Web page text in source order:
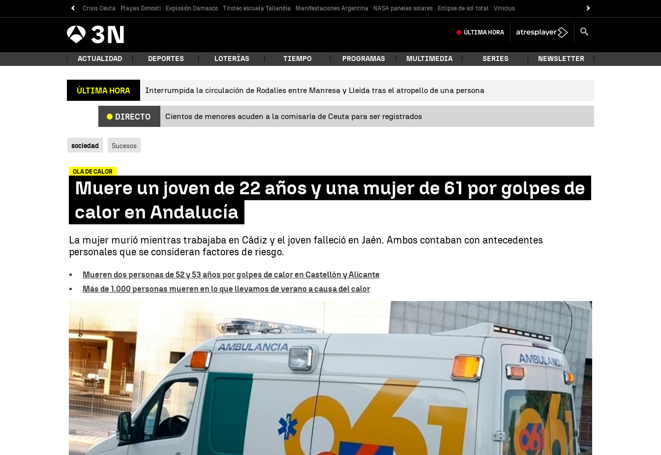
Crisis Ceuta Playas Donosti Explosión Damasco Tiroteo escuela Tailandia Manifestaciones Argentina NASA paneles solares Eclipse de sol total Vinicius
Antena
3 Noticias ÚLTIMA HORA
¿Qué estás buscando?
Buscar
ACTUALIDAD DEPORTES LOTERÍAS TIEMPO PROGRAMAS MULTIMEDIA SERIES NEWSLETTER
ÚLTIMA HORA Interrumpida la circulación de Rodalíes entre Manresa y Lleida tras el atropello de una persona
DIRECTO Cientos de menores acuden a la comisaría de Ceuta para ser registrados
sociedad Sucesos
OLA DE CALOR
Muere un joven de 22 años y una mujer de 61 por golpes de
calor en Andalucía
La mujer murió mientras trabajaba en Cádiz y el joven falleció en Jaén. Ambos contaban con antecedentes
personales que se consideran factores de riesgo.
Mueren dos personas de 52 y 53 años por golpes de calor en Castellón y Alicante
Más de 1.000 personas mueren en lo que llevamos de verano a causa del calor
Muere un joven de 22 años y una mujer de 61 por golpes de calor en Andalucía | EUROPAPRESS